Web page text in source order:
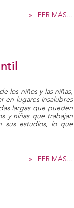
» LEER MÁS...
los niños y las niñas,
en lugares insalubres
largas que pueden
y niñas que trabajan
sus estudios, lo que
» LEER MÁS...